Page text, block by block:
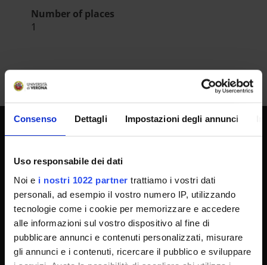
Consenso Dettagli Impostazioni degli annunci
Uso responsabile dei dati
Noi e i nostri 1022 partner trattiamo i vostri dati
personali, ad esempio il vostro numero IP, utilizzando
tecnologie come i cookie per memorizzare e accedere
alle informazioni sul vostro dispositivo al fine di
pubblicare annunci e contenuti personalizzati, misurare
gli annunci e i contenuti, ricercare il pubblico e sviluppare
Number of places
1
Transparency
Official University Register
Job vacancies
Procurement